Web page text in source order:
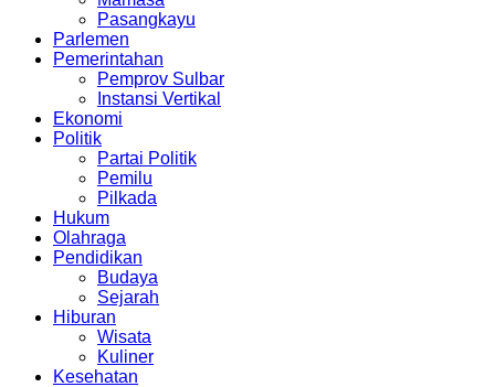
Pasangkayu
Parlemen
Pemerintahan
Pemprov Sulbar
Instansi Vertikal
Ekonomi
Politik
Partai Politik
Pemilu
Pilkada
Hukum
Olahraga
Pendidikan
Budaya
Sejarah
Hiburan
Wisata
Kuliner
Kesehatan